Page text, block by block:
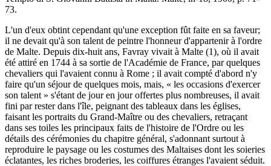
73.
L'un d'eux obtint cependant qu'une exception fût faite en sa faveur;
il ne devait qu'à son talent de peintre l'honneur d'appartenir à l'ordre
de Malte. Depuis dix-huit ans, Favray vivait à Malte (1), où il avait
été attiré en 1744 à sa sortie de l'Académie de France, par quelques
chevaliers qui l'avaient connu à Rome ; il avait compté d'abord n'y
faire qu'un séjour de quelques mois, mais, « les occasions d'exercer
son talent » s'étant de jour en jour offertes plus nombreuses, il avait
fini par rester dans l'île, peignant des tableaux dans les églises,
faisant les portraits du Grand-Maître ou des chevaliers, retraçant
dans ses toiles les principaux faits de l'histoire de l'Ordre ou les
détails des cérémonies du chapitre général, s'adonnant surtout à
reproduire le paysage ou les costumes des Maltaises dont les soieries
éclatantes, les riches broderies, les coiffures étranges l'avaient séduit.